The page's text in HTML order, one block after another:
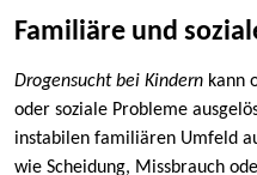
Familiäre und
Drogensucht bei Kindern kann
oder soziale Probleme
instabilen familiären Umfeld
wie Scheidung, Missbrauch